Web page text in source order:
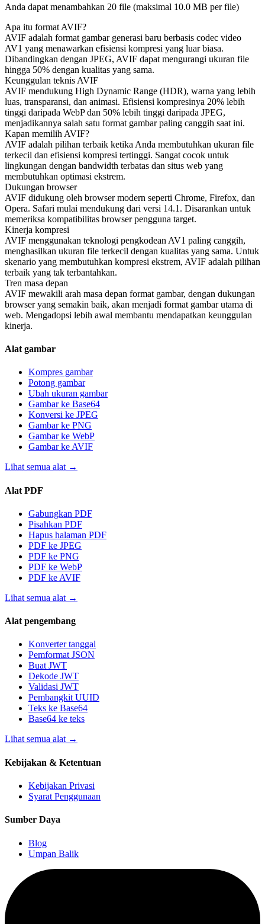
Anda dapat menambahkan 20 file (maksimal 10.0 MB per file)
Apa itu format AVIF?
AVIF adalah format gambar generasi baru berbasis codec video
AV1 yang menawarkan efisiensi kompresi yang luar biasa.
Dibandingkan dengan JPEG, AVIF dapat mengurangi ukuran file
hingga 50% dengan kualitas yang sama.
Keunggulan teknis AVIF
AVIF mendukung High Dynamic Range (HDR), warna yang lebih
luas, transparansi, dan animasi. Efisiensi kompresinya 20% lebih
tinggi daripada WebP dan 50% lebih tinggi daripada JPEG,
menjadikannya salah satu format gambar paling canggih saat ini.
Kapan memilih AVIF?
AVIF adalah pilihan terbaik ketika Anda membutuhkan ukuran file
terkecil dan efisiensi kompresi tertinggi. Sangat cocok untuk
lingkungan dengan bandwidth terbatas dan situs web yang
membutuhkan optimasi ekstrem.
Dukungan browser
AVIF didukung oleh browser modern seperti Chrome, Firefox, dan
Opera. Safari mulai mendukung dari versi 14.1. Disarankan untuk
memeriksa kompatibilitas browser pengguna target.
Kinerja kompresi
AVIF menggunakan teknologi pengkodean AV1 paling canggih,
menghasilkan ukuran file terkecil dengan kualitas yang sama. Untuk
skenario yang membutuhkan kompresi ekstrem, AVIF adalah pilihan
terbaik yang tak terbantahkan.
Tren masa depan
AVIF mewakili arah masa depan format gambar, dengan dukungan
browser yang semakin baik, akan menjadi format gambar utama di
web. Mengadopsi lebih awal membantu mendapatkan keunggulan
kinerja.
Alat gambar
Kompres gambar
Potong gambar
Ubah ukuran gambar
Gambar ke Base64
Konversi ke JPEG
Gambar ke PNG
Gambar ke WebP
Gambar ke AVIF
Lihat semua alat→
Alat PDF
Gabungkan PDF
Pisahkan PDF
Hapus halaman PDF
PDF ke JPEG
PDF ke PNG
PDF ke WebP
PDF ke AVIF
Lihat semua alat →
Alat pengembang
Konverter tanggal
Pemformat JSON
Buat JWT
Dekode JWT
Validasi JWT
Pembangkit UUID
Teks ke Base64
Base64 ke teks
Lihat semua alat→
Kebijakan & Ketentuan
Kebijakan Privasi
Syarat Penggunaan
Sumber Daya
Blog
Umpan Balik